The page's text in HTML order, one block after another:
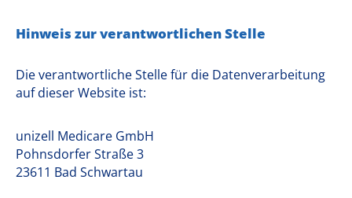
Hinweis zur verantwortlichen Stelle
Die verantwortliche Stelle für die Datenverarbeitung
auf dieser Website ist:
unizell Medicare GmbH
Pohnsdorfer Straße 3
23611 Bad Schwartau